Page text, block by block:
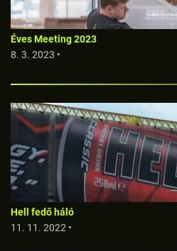
Éves Meeting 2023
8. 3. 2023 •
Hell fedő háló
11. 11. 2022 •